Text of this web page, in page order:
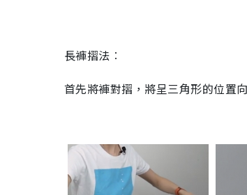
長褲摺法︰
首先將褲對摺，將呈三角形的位置